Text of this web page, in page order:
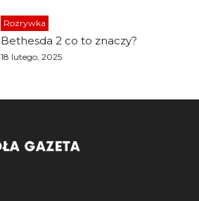
Rozrywka
Bethesda 2 co to znaczy?
18 lutego, 2025